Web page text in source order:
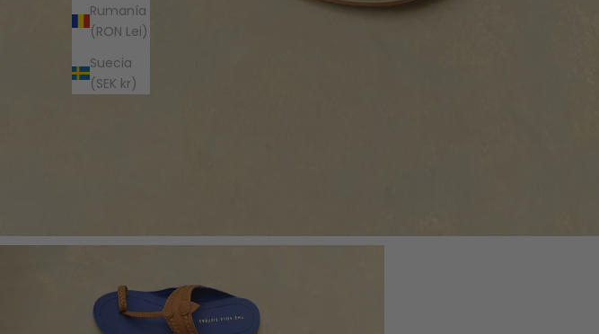
Rumanía
(RON Lei)
Suecia
(SEK kr)